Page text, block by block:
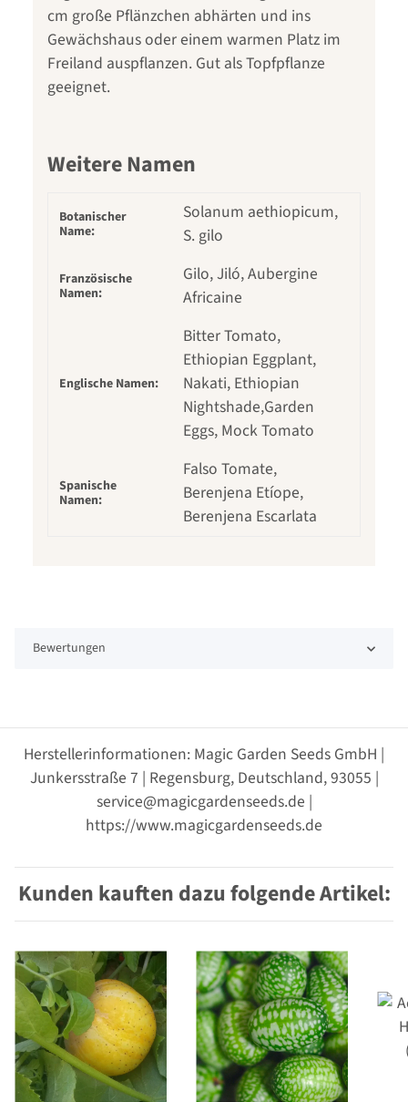
cm große Pflänzchen abhärten und ins
Gewächshaus oder einem warmen Platz im
Freiland auspflanzen. Gut als Topfpflanze
geeignet.
Weitere Namen
Botanischer
Name:
Solanum aethiopicum,
S. gilo
Französische
Namen:
Gilo, Jiló, Aubergine
Africaine
Englische Namen:
Bitter Tomato,
Ethiopian Eggplant,
Nakati, Ethiopian
Nightshade,Garden
Eggs, Mock Tomato
Spanische
Namen:
Falso Tomate,
Berenjena Etíope,
Berenjena Escarlata
Bewertungen
Herstellerinformationen: Magic Garden Seeds GmbH |
Junkersstraße 7 | Regensburg, Deutschland, 93055 |
service@magicgardenseeds.de |
https://www.magicgardenseeds.de
Kunden kauften dazu folgende Artikel: